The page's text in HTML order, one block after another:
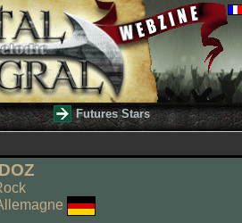
Futures Stars